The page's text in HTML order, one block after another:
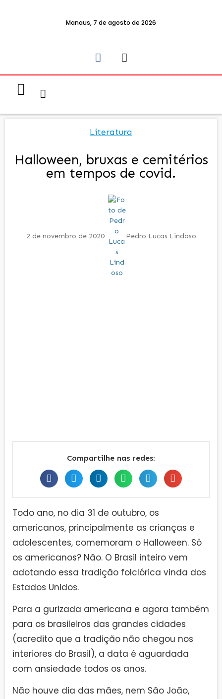
Manaus, 7 de agosto de 2026
Literatura
Halloween, bruxas e cemitérios
em tempos de covid.
2 de novembro de 2020 Pedro Lucas Lindoso
Compartilhe nas redes:
Todo ano, no dia 31 de outubro, os
americanos, principalmente as crianças e
adolescentes, comemoram o Halloween. Só
os americanos? Não. O Brasil inteiro vem
adotando essa tradição folclórica vinda dos
Estados Unidos.
Para a gurizada americana e agora também
para os brasileiros das grandes cidades
(acredito que a tradição não chegou nos
interiores do Brasil), a data é aguardada
com ansiedade todos os anos.
Não houve dia das mães, nem São João,